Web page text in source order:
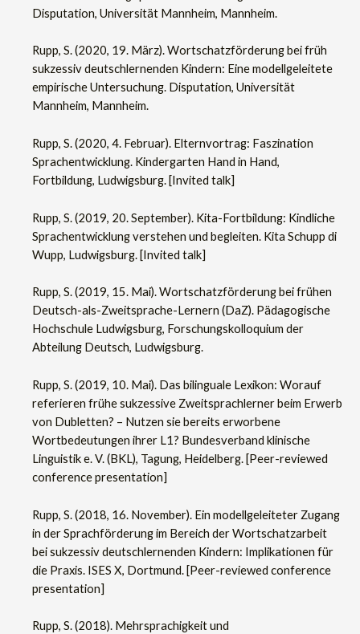
Disputation, Universität Mannheim, Mannheim.
Rupp, S. (2020, 19. März). Wortschatzförderung bei früh
sukzessiv deutschlernenden Kindern: Eine modellgeleitete
empirische Untersuchung. Disputation, Universität
Mannheim, Mannheim.
Rupp, S. (2020, 4. Februar). Elternvortrag: Faszination
Sprachentwicklung. Kindergarten Hand in Hand,
Fortbildung, Ludwigsburg. [Invited talk]
Rupp, S. (2019, 20. September). Kita-Fortbildung: Kindliche
Sprachentwicklung verstehen und begleiten. Kita Schupp di
Wupp, Ludwigsburg. [Invited talk]
Rupp, S. (2019, 15. Mai). Wortschatzförderung bei frühen
Deutsch-als-Zweitsprache-Lernern (DaZ). Pädagogische
Hochschule Ludwigsburg, Forschungskolloquium der
Abteilung Deutsch, Ludwigsburg.
Rupp, S. (2019, 10. Mai). Das bilinguale Lexikon: Worauf
referieren frühe sukzessive Zweitsprachlerner beim Erwerb
von Dubletten? – Nutzen sie bereits erworbene
Wortbedeutungen ihrer L1? Bundesverband klinische
Linguistik e. V. (BKL), Tagung, Heidelberg. [Peer-reviewed
conference presentation]
Rupp, S. (2018, 16. November). Ein modellgeleiteter Zugang
in der Sprachförderung im Bereich der Wortschatzarbeit
bei sukzessiv deutschlernenden Kindern: Implikationen für
die Praxis. ISES X, Dortmund. [Peer-reviewed conference
presentation]
Rupp, S. (2018). Mehrsprachigkeit und